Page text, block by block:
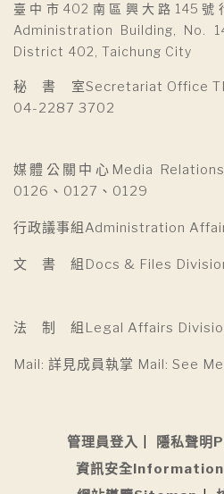
臺中市402南區興大路145號
Administration Building, No.
District 402, Taichung City
秘 書 室Secretariat Office
04-2287 3702
媒體公關中心Media
0126、0127、0129
行政議事組Administration
文 書 組Docs & Files
法 制 組Legal Affairs
Mail: 詳見成員執掌 Mail: See
管理員登入
隱私聲
資訊安全